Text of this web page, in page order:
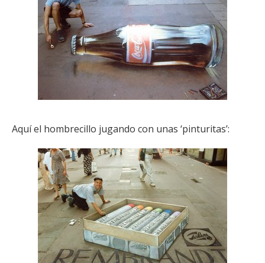
Aquí el hombrecillo jugando con unas ‘pinturitas’: